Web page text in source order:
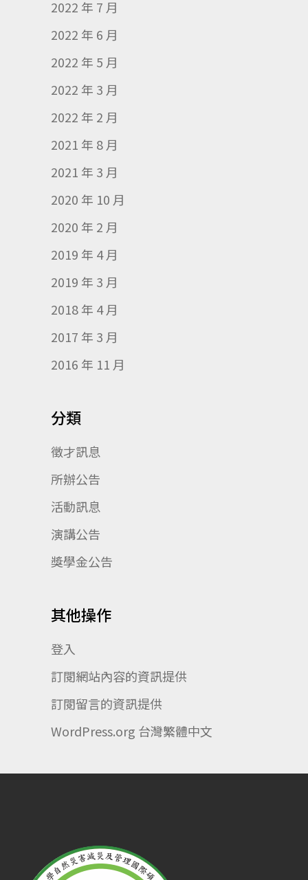
2022 年 7 月
2022 年 6 月
2022 年 5 月
2022 年 3 月
2022 年 2 月
2021 年 8 月
2021 年 3 月
2020 年 10 月
2020 年 2 月
2019 年 4 月
2019 年 3 月
2018 年 4 月
2017 年 3 月
2016 年 11 月
分類
徵才訊息
所辦公告
活動訊息
演講公告
獎學金公告
其他操作
登入
訂閱網站內容的資訊提供
訂閱留言的資訊提供
WordPress.org 台灣繁體中文